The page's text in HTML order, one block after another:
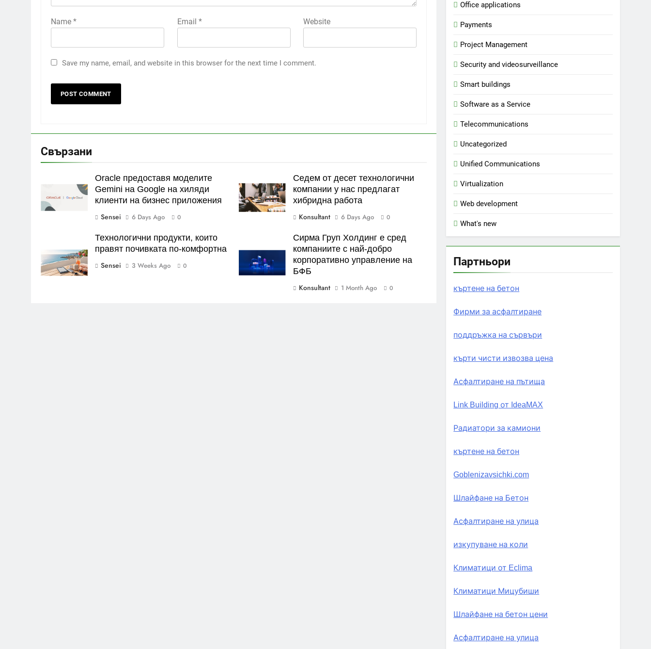
Name * Email * Website
Save my name, email, and website in this browser for the next time I comment.
Свързани
Oracle предоставя моделите
Gemini на Google на хиляди
клиенти на бизнес приложения
Sensei
6 Days Ago 0
Седем от десет технологични
компании у нас предлагат
хибридна работа
Konsultant
6 Days Ago 0
Технологични продукти, които
правят почивката по-комфортна
Sensei
3 Weeks Ago 0
Сирма Груп Холдинг е сред
компаниите с най-добро
корпоративно управление на
БФБ
Konsultant
1 Month Ago 0
Office applications
Payments
Project Management
Security and videosurveillance
Smart buildings
Software as a Service
Telecommunications
Uncategorized
Unified Communications
Virtualization
Web development
What's new
Партньори
къртене на бетон
Фирми за асфалтиране
поддръжка на сървъри
кърти чисти извозва цена
Асфалтиране на пътища
Link Building от IdeaMAX
Радиатори за камиони
къртене на бетон
Goblenizavsichki.com
Шлайфане на Бетон
Асфалтиране на улица
изкупуване на коли
Климатици от Eclima
Климатици Мицубиши
Шлайфане на бетон цени
Асфалтиране на улица